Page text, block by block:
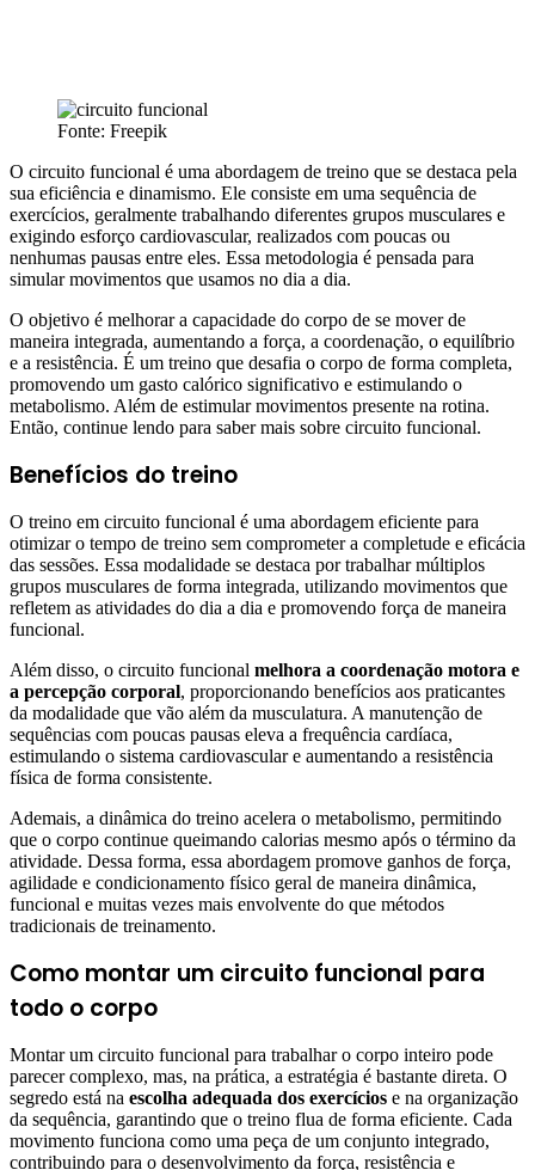
Fonte: Freepik
O circuito funcional é uma abordagem de treino que se destaca pela
sua eficiência e dinamismo. Ele consiste em uma sequência de
exercícios, geralmente trabalhando diferentes grupos musculares e
exigindo esforço cardiovascular, realizados com poucas ou
nenhumas pausas entre eles. Essa metodologia é pensada para
simular movimentos que usamos no dia a dia.
O objetivo é melhorar a capacidade do corpo de se mover de
maneira integrada, aumentando a força, a coordenação, o equilíbrio
e a resistência. É um treino que desafia o corpo de forma completa,
promovendo um gasto calórico significativo e estimulando o
metabolismo. Além de estimular movimentos presente na rotina.
Então, continue lendo para saber mais sobre circuito funcional.
Benefícios do treino
O treino em circuito funcional é uma abordagem eficiente para
otimizar o tempo de treino sem comprometer a completude e eficácia
das sessões. Essa modalidade se destaca por trabalhar múltiplos
grupos musculares de forma integrada, utilizando movimentos que
refletem as atividades do dia a dia e promovendo força de maneira
funcional.
Além disso, o circuito funcional melhora a coordenação motora e
a percepção corporal, proporcionando benefícios aos praticantes
da modalidade que vão além da musculatura. A manutenção de
sequências com poucas pausas eleva a frequência cardíaca,
estimulando o sistema cardiovascular e aumentando a resistência
física de forma consistente.
Ademais, a dinâmica do treino acelera o metabolismo, permitindo
que o corpo continue queimando calorias mesmo após o término da
atividade. Dessa forma, essa abordagem promove ganhos de força,
agilidade e condicionamento físico geral de maneira dinâmica,
funcional e muitas vezes mais envolvente do que métodos
tradicionais de treinamento.
Como montar um circuito funcional para
todo o corpo
Montar um circuito funcional para trabalhar o corpo inteiro pode
parecer complexo, mas, na prática, a estratégia é bastante direta. O
segredo está na escolha adequada dos exercícios e na organização
da sequência, garantindo que o treino flua de forma eficiente. Cada
movimento funciona como uma peça de um conjunto integrado,
contribuindo para o desenvolvimento da força, resistência e